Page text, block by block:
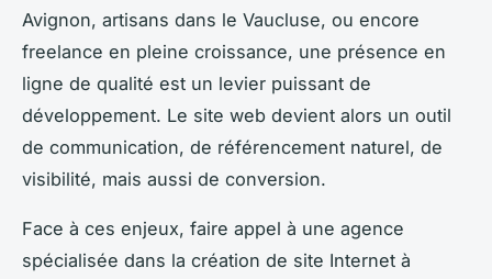
Avignon, artisans dans le Vaucluse, ou encore
freelance en pleine croissance, une présence en
ligne de qualité est un levier puissant de
développement. Le site web devient alors un outil
de communication, de référencement naturel, de
visibilité, mais aussi de conversion.
Face à ces enjeux, faire appel à une agence
spécialisée dans la création de site Internet à